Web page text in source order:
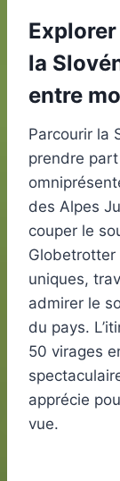
la
entre
Parcourir la
prendre
des Alpes
couper le
Globetrotter
uniques,
admirer le
du pays.
50 virages
apprécie
vue.